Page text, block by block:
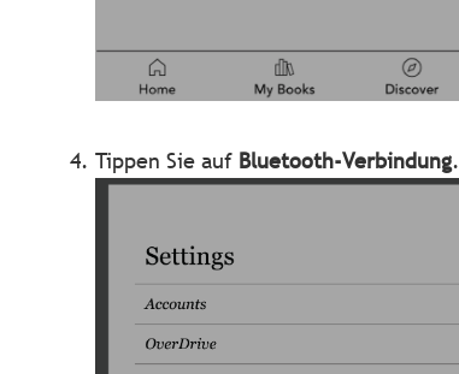
Tippen Sie auf Bluetooth-Verbindung.